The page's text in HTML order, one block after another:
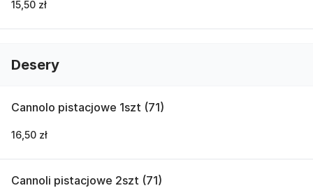
15,50 zł
Desery
Cannolo pistacjowe 1szt (71)
16,50 zł
Cannoli pistacjowe 2szt (71)